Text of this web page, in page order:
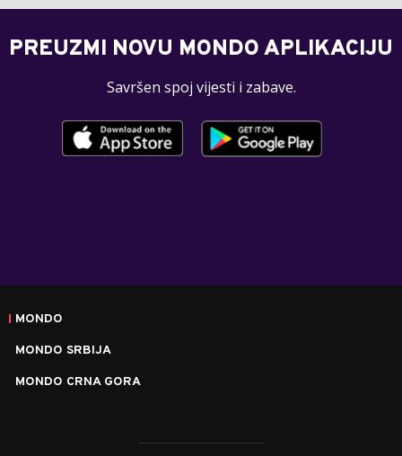
PREUZMI NOVU MONDO APLIKACIJU
Savršen spoj vijesti i zabave.
MONDO
MONDO SRBIJA
MONDO CRNA GORA